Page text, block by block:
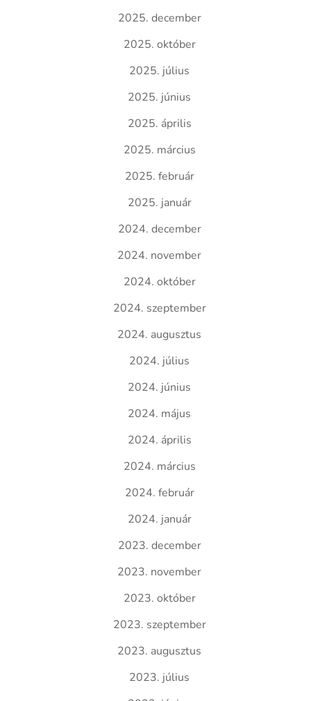
2025. december
2025. október
2025. július
2025. június
2025. április
2025. március
2025. február
2025. január
2024. december
2024. november
2024. október
2024. szeptember
2024. augusztus
2024. július
2024. június
2024. május
2024. április
2024. március
2024. február
2024. január
2023. december
2023. november
2023. október
2023. szeptember
2023. augusztus
2023. július